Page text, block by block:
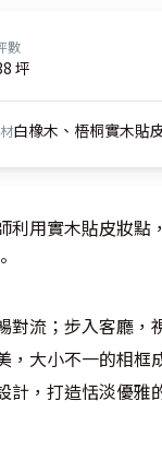
數
坪
白橡木、梧桐實木貼
利用實木貼皮妝點
對流；步入客廳，
，大小不一的相框
計，打造恬淡優雅